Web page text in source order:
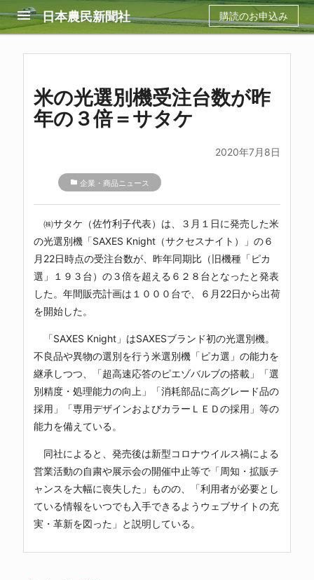
menu 日本農民新聞社 購読のお申込み
米の光選別機受注台数が昨
年の３倍＝サタケ
2020年7月8日
folder 企業・商品ニュース
㈱サタケ（佐竹利子代表）は、３月１日に発売した米
の光選別機「SAXES Knight（サクセスナイト）」の６
月22日時点の受注台数が、昨年同期比（旧機種「ピカ
選」１９３台）の３倍を超える６２８台となったと発表
した。年間販売計画は１０００台で、６月22日から出荷
を開始した。
「SAXES Knight」はSAXESブランド初の光選別機。
不良品や異物の選別を行う米選別機「ピカ選」の能力を
継承しつつ、「超高速応答のピエゾバルブの搭載」「選
別精度・処理能力の向上」「消耗部品に高グレード品の
採用」「専用デザインおよびカラーＬＥＤの採用」等の
能力を備えている。
同社によると、発売後は新型コロナウイルス禍による
営業活動の自粛や展示会の開催中止等で「周知・拡販チ
ャンスを大幅に喪失した」ものの、「利用者が必要とし
ている情報をいつでも入手できるようウェブサイトの充
実・革新を図った」と説明している。